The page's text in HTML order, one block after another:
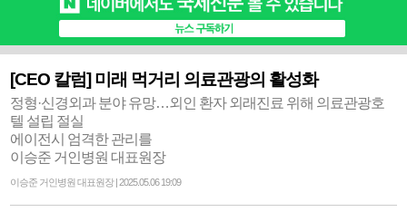
[CEO 칼럼] 미래 먹거리 의료관광의 활성화
정형·신경외과 분야 유망…외인 환자 외래진료 위해 의료관광호
텔 설립 절실
에이전시 엄격한 관리를
이승준 거인병원 대표원장
이승준 거인병원 대표원장 | 2025.05.06 19:09